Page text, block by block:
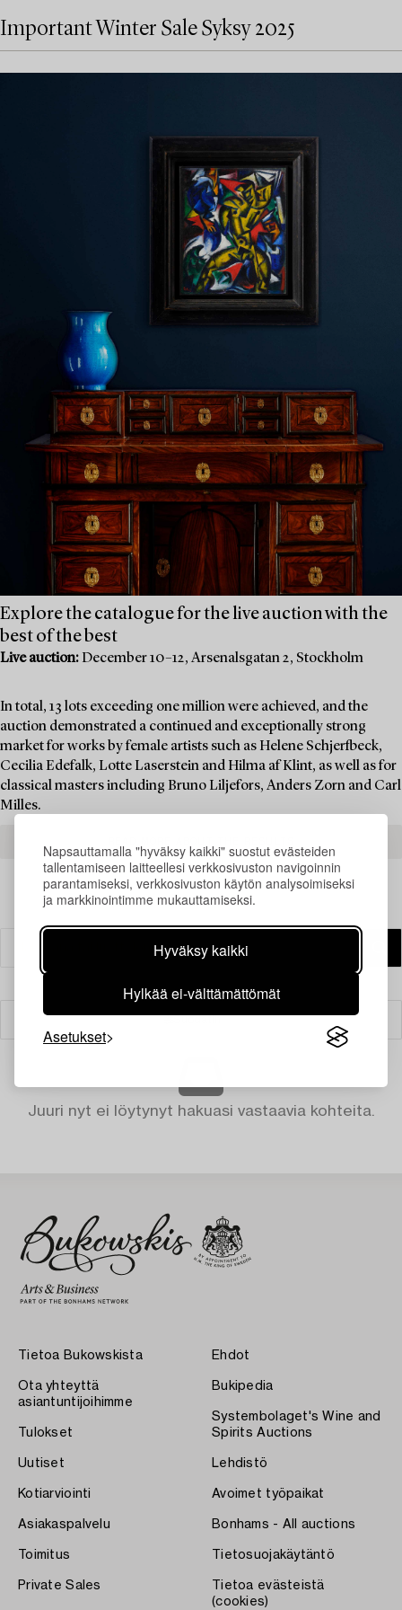
Napsauttamalla "hyväksy kaikki" suostut evästeiden
tallentamiseen laitteellesi verkkosivuston navigoinnin
parantamiseksi, verkkosivuston käytön analysoimiseksi
ja markkinointimme mukauttamiseksi.
Hyväksy kaikki
Hylkää ei-välttämättömät
Asetukset
Important Winter Sale Syksy 2025
Explore the catalogue for the live auction with the
best of the best
Live auction: December 10–12, Arsenalsgatan 2, Stockholm
In total, 13 lots exceeding one million were achieved, and the
auction demonstrated a continued and exceptionally strong
market for works by female artists such as Helene Schjerfbeck,
Cecilia Edefalk, Lotte Laserstein and Hilma af Klint, as well as for
classical masters including Bruno Liljefors, Anders Zorn and Carl
Milles.
Juuri nyt ei löytynyt hakuasi vastaavia kohteita.
Tietoa Bukowskista
Ota yhteyttä
asiantuntijoihimme
Tulokset
Uutiset
Kotiarviointi
Asiakaspalvelu
Toimitus
Private Sales
Ehdot
Bukipedia
Systembolaget's Wine and
Spirits Auctions
Lehdistö
Avoimet työpaikat
Bonhams - All auctions
Tietosuojakäytäntö
Tietoa evästeistä
(cookies)